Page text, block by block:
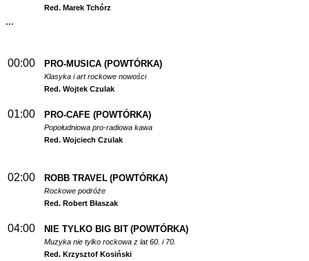
Red. Marek Tchórz
...
00:00 PRO-MUSICA (POWTÓRKA)
Klasyka i art rockowe nowości
Red. Wojtek Czulak
01:00 PRO-CAFE (POWTÓRKA)
Popołudniowa pro-radiowa kawa
Red. Wojciech Czulak
02:00 ROBB TRAVEL (POWTÓRKA)
Rockowe podróże
Red. Robert Błaszak
04:00 NIE TYLKO BIG BIT (POWTÓRKA)
Muzyka nie tylko rockowa z lat 60. i 70.
Red. Krzysztof Kosiński